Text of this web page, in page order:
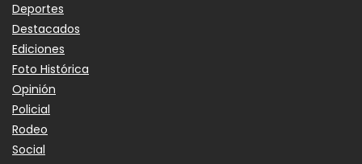
Deportes
Destacados
Ediciones
Foto Histórica
Opinión
Policial
Rodeo
Social